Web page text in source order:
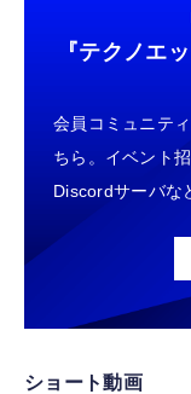
『テクノエ
会員コミュニテ
ちら。イベント
Discordサーバな
ショート動画